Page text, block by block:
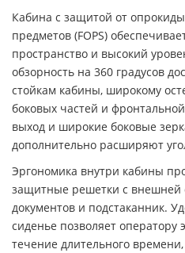
Кабина с защитой от
предметов (FOPS)
пространство и высокий
обзорность на 360 градусов
стойкам кабины, широкому
боковых частей и
выход и широкие боковые
дополнительно расширяют
Эргономика внутри кабины
защитные решетки с внешней
документов и подстаканник.
сиденье позволяет оператору
течение длительного